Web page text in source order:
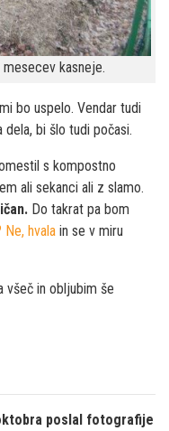
kasneje.
bo uspelo. Vendar tudi
bi šlo tudi počasi.
s kompostno
ali sekanci ali z slamo.
Do takrat pa bom
Ne, hvala in se v miru
všeč in obljubim še
poslal fotografije